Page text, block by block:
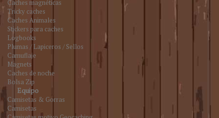
Caches magnéticas
Tricky caches
Caches Animales
Stickers para caches
Logbooks
Plumas / Lapiceros / Sellos
Camuflaje
Magnets
Caches de noche
Bolsa Zip
Equipo
Camisetas & Gorras
Camisetas